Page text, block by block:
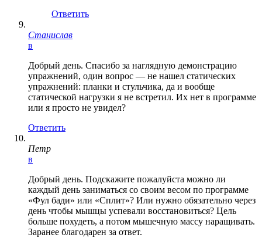
Ответить
Станислав
в
Добрый день. Спасибо за наглядную демонстрацию
упражнений, один вопрос — не нашел статических
упражнений: планки и стульчика, да и вообще
статической нагрузки я не встретил. Их нет в программе
или я просто не увидел?
Ответить
Петр
в
Добрый день. Подскажите пожалуйста можно ли
каждый день заниматься со своим весом по программе
«Фул бади» или «Сплит»? Или нужно обязательно через
день чтобы мышцы успевали восстановиться? Цель
больше похудеть, а потом мышечную массу наращивать.
Заранее благодарен за ответ.